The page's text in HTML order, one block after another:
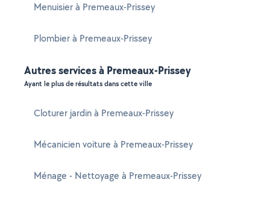
Menuisier à Premeaux-Prissey
Plombier à Premeaux-Prissey
Autres services à Premeaux-Prissey
Ayant le plus de résultats dans cette ville
Cloturer jardin à Premeaux-Prissey
Mécanicien voiture à Premeaux-Prissey
Ménage - Nettoyage à Premeaux-Prissey